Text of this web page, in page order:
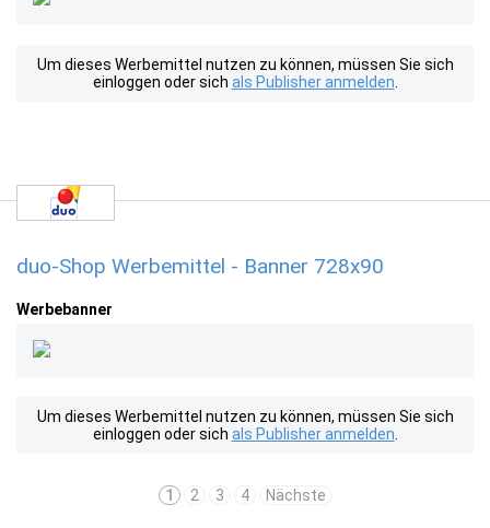
Um dieses Werbemittel nutzen zu können, müssen Sie sich
einloggen oder sich als Publisher anmelden
duo-Shop Werbemittel - Banner 728x90
Werbebanner
Um dieses Werbemittel nutzen zu können, müssen Sie sich
einloggen oder sich als Publisher anmelden
1 2 3 4 Nächste